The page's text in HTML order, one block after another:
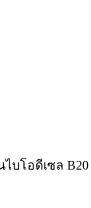
อดีเซล